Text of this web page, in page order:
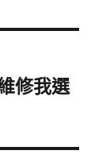
修我選